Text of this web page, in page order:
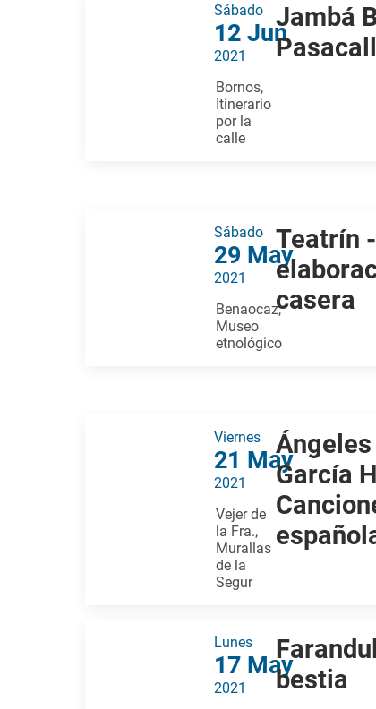
Sábado
12 Jun
2021
Bornos,
Itinerario
por la
calle
Jambá
Sábado
29 May
2021
Benaocaz,
Museo
etnológico
Teatrín
casera
Viernes
21 May
2021
Vejer de
la Fra.,
Murallas
de la
Segur
García
Lunes
17 May
2021
bestia